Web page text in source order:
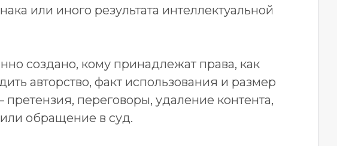
или иного результата интеллектуальной
создано, кому принадлежат права, как
авторство, факт использования и размер
переговоры, удаление контента,
обращение в суд.